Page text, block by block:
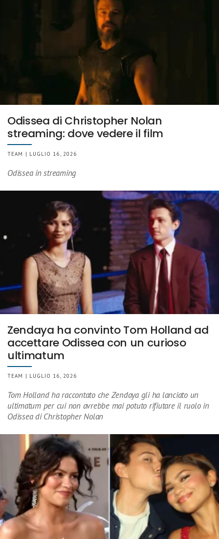
Odissea di Christopher Nolan
streaming: dove vedere il film
TEAM | LUGLIO 16, 2026
Odissea in streaming
Zendaya ha convinto Tom Holland ad
accettare Odissea con un curioso
ultimatum
TEAM | LUGLIO 16, 2026
Tom Holland ha raccontato che Zendaya gli ha lanciato un
ultimatum per cui non avrebbe mai potuto rifiutare il ruolo in
Odissea di Christopher Nolan